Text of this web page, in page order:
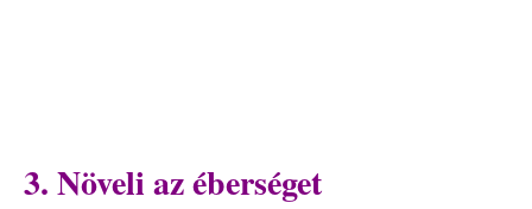
3. Növeli az éberséget